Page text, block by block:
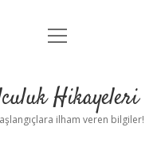
Anasayfa
Yasal Uyarı
menüyü
Hikayeleri
ilham veren bilgiler!